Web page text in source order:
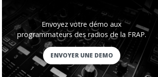
Envoyez votre démo aux
programmateurs des radios de la FRAP.
ENVOYER UNE DEMO